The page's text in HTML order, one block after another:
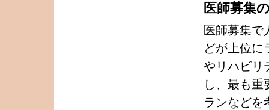
医師募集
医師募集で
どが上位に
やリハビリ
し、最も
ランなどを